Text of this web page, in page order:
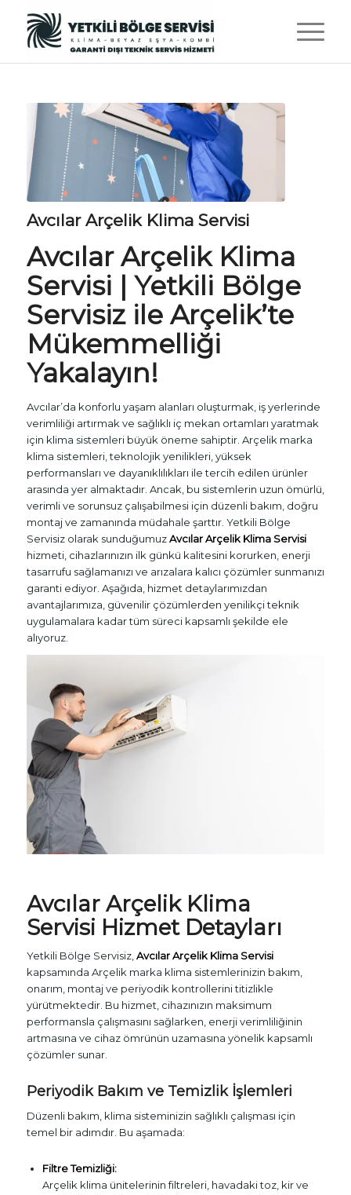
Avcılar Arçelik Klima Servisi
Avcılar Arçelik Klima
Servisi | Yetkili Bölge
Servisizile Arçelik’te
Mükemmelliği
Yakalayın!
Avcılar’da konforlu yaşam alanları oluşturmak, iş yerlerinde
verimliliği artırmak ve sağlıklı iç mekan ortamları yaratmak
için klima sistemleri büyük öneme sahiptir. Arçelik marka
klima sistemleri, teknolojik yenilikleri, yüksek
performansları ve dayanıklılıkları ile tercih edilen ürünler
arasında yer almaktadır. Ancak, bu sistemlerin uzun ömürlü,
verimli ve sorunsuz çalışabilmesi için düzenli bakım, doğru
montaj ve zamanında müdahale şarttır. Yetkili Bölge
Servisiz olarak sunduğumuzAvcılar Arçelik Klima Servisi
hizmeti, cihazlarınızın ilk günkü kalitesini korurken, enerji
tasarrufu sağlamanızı ve arızalara kalıcı çözümler sunmanızı
garanti ediyor. Aşağıda, hizmet detaylarımızdan
avantajlarımıza, güvenilir çözümlerden yenilikçi teknik
uygulamalara kadar tüm süreci kapsamlı şekilde ele
alıyoruz.
Avcılar Arçelik Klima
Servisi Hizmet Detayları
Yetkili Bölge Servisiz, Avcılar Arçelik Klima Servisi
kapsamında Arçelik marka klima sistemlerinizin bakım,
onarım, montaj ve periyodik kontrollerini titizlikle
yürütmektedir. Bu hizmet, cihazınızın maksimum
performansla çalışmasını sağlarken, enerji verimliliğinin
artmasına ve cihaz ömrünün uzamasına yönelik kapsamlı
çözümler sunar.
Periyodik Bakım ve Temizlik İşlemleri
Düzenli bakım, klima sisteminizin sağlıklı çalışması için
temel bir adımdır. Bu aşamada:
Filtre Temizliği:
Arçelik klima ünitelerinin filtreleri, havadaki toz, kir ve